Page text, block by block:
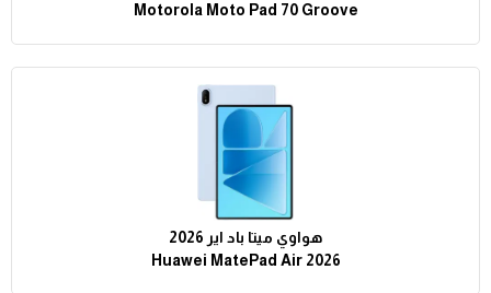
Motorola Moto Pad 70 Groove
هواوي ميتا باد اير 2026
Huawei MatePad Air 2026